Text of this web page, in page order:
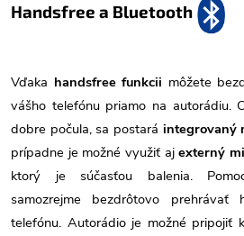
Handsfree a Bluetooth
Vďaka handsfree funkcii môžete
vášho telefónu priamo na autorádiu.
dobre počula, sa postará integrovaný
prípadne je možné využiť ajexterný
ktorý je súčasťou balenia.
samozrejme bezdrôtovo
telefónu. Autorádio je možné pripojiť